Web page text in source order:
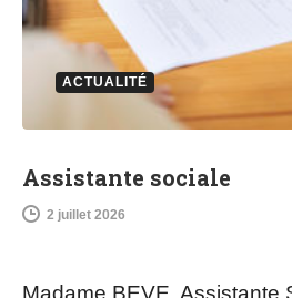
ACTUALITÉ
Assistante sociale
2 juillet 2026
Madame BEVE, Assistante